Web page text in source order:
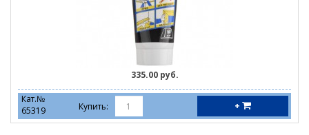
335.00 руб.
Кат.№
65319
Купить: +